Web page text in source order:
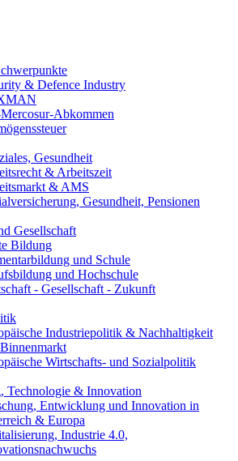
& Defence Industry
Abkommen
Gesundheit
& Arbeitszeit
& AMS
Gesundheit, Pensionen
Gesellschaft
Bildung
und Schule
und Hochschule
- Gesellschaft - Zukunft
Industriepolitik & Nachhaltigkeit
Wirtschafts- und Sozialpolitik
Technologie & Innovation
Entwicklung und Innovation in
& Europa
Industrie 4.0,